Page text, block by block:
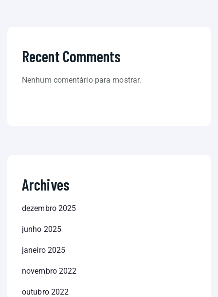
Recent Comments
Nenhum comentário para mostrar.
Archives
dezembro 2025
junho 2025
janeiro 2025
novembro 2022
outubro 2022